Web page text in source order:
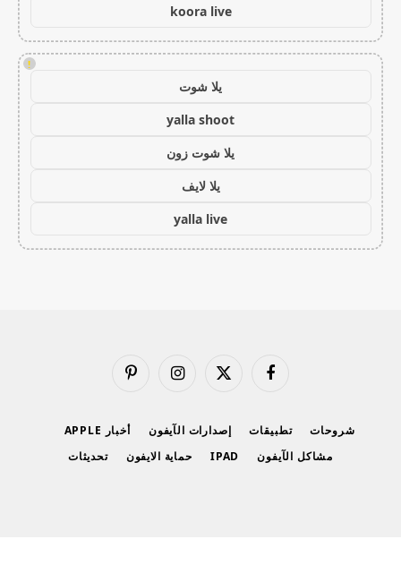
koora live
!
يلا شوت
yalla shoot
يلا شوت زون
يلا لايف
yalla live
فيسبوك
X
الانستغرامبينتيريست
شروحات تطبيقات إصدارات الآيفون
أخبار APPLE
مشاكل الآيفون
IPAD حماية الايفون تحديثات